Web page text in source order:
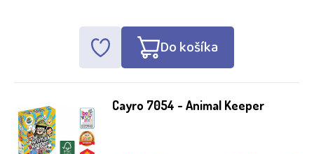
Do košíka
Cayro 7054 - Animal Keeper